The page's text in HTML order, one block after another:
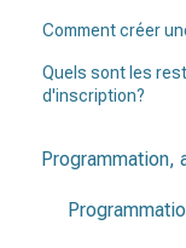
Comment créer
Quels sont les
d'inscription?
Programmation,